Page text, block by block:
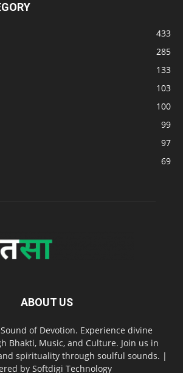
433
285
133
103
100
99
97
69
ABOUT US
of Devotion. Experience divine
Bhakti, Music, and Culture. Join us in
spirituality through soulful sounds. |
by Softdigi Technology